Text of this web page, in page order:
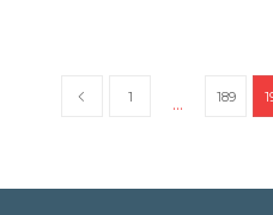
1 … 189